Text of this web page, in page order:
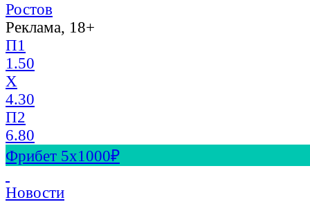
Ростов
Реклама, 18+
П1
1.50
X
4.30
П2
6.80
Фрибет 5х1000₽
Новости